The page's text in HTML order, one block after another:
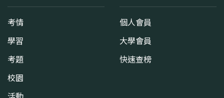
考情
學習
考題
校園
個人會員
大學會員
快速查榜